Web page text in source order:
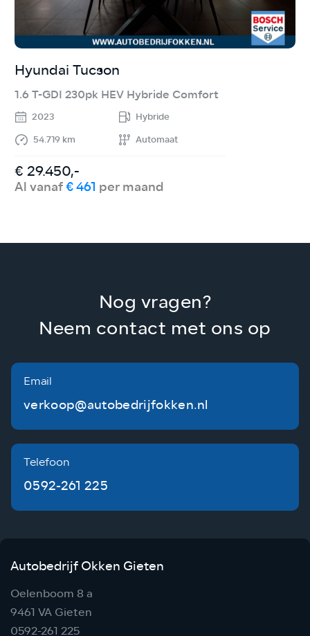
Hyundai Tucson
1.6 T-GDI 230pk HEV Hybride Comfort
2023
Hybride
54.719 km
Automaat
€ 29.450,-
Al vanaf€ 461 per maand
Nog vragen?
Neem contact met ons op
Email
verkoop@autobedrijfokken.nl
Telefoon
0592-261 225
Autobedrijf Okken Gieten
Oelenboom 8 a
9461 VA Gieten
0592-261 225